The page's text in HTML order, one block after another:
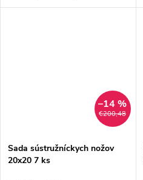
tvrdokovu umožňujú presné
€200,48
–14 %
Sada sústružníckych nožov
20x20 7 ks